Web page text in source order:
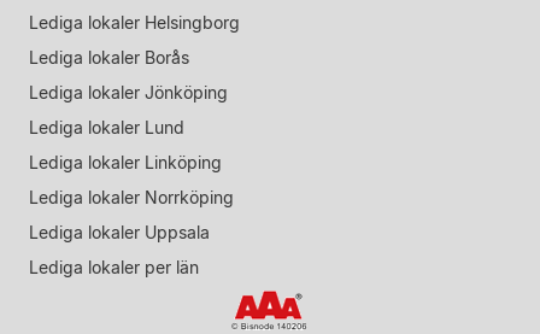
Lediga lokaler Helsingborg
Lediga lokaler Borås
Lediga lokaler Jönköping
Lediga lokaler Lund
Lediga lokaler Linköping
Lediga lokaler Norrköping
Lediga lokaler Uppsala
Lediga lokaler per län